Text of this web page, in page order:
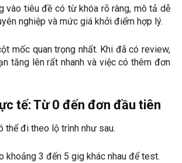
vào tiêu đề có từ khóa rõ ràng, mô tả dễ
nghiệp và mức giá khởi điểm hợp lý.
mốc quan trọng nhất. Khi đã có review,
tăng lên rất nhanh và việc có thêm đơn
tế: Từ 0 đến đơn đầu tiên
thể đi theo lộ trình như sau.
khoảng 3 đến 5 gig khác nhau để test.